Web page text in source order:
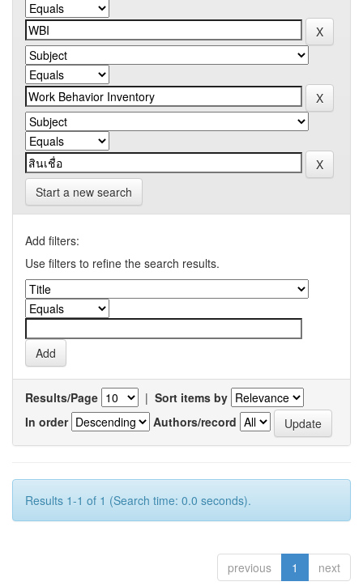
Start a new search
Add filters:
Use filters to refine the search results.
Results/Page | Sort items by
In order
Authors/record
Results 1-1 of 1 (Search time: 0.0 seconds).
previous 1 next